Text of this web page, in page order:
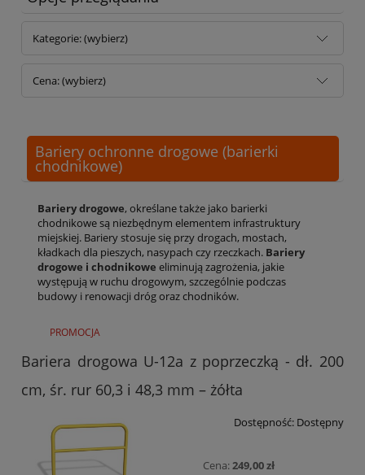
Kategorie: (wybierz)
Cena: (wybierz)
Bariery ochronne drogowe (barierki
chodnikowe)
Bariery drogowe, określane także jako barierki
chodnikowe są niezbędnym elementem infrastruktury
miejskiej. Bariery stosuje się przy drogach, mostach,
kładkach dla pieszych, nasypach czy rzeczkach. Bariery
drogowe i chodnikowe eliminują zagrożenia, jakie
występują w ruchu drogowym, szczególnie podczas
budowy i renowacji dróg oraz chodników.
Bariera drogowa U-12a z poprzeczką - dł. 200
cm, śr. rur 60,3 i 48,3 mm – żółta
Dostępność: Dostępny
Cena:249,00 zł
PROMOCJA